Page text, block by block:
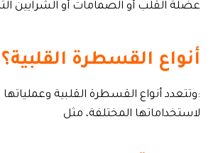
عضلة القلب أو الصمامات أو الشرايين
أنواع القسطرة القلبية؟
:وتتعدد أنواع القسطرة القلبية
لاستخداماتها المختلفة، مثل